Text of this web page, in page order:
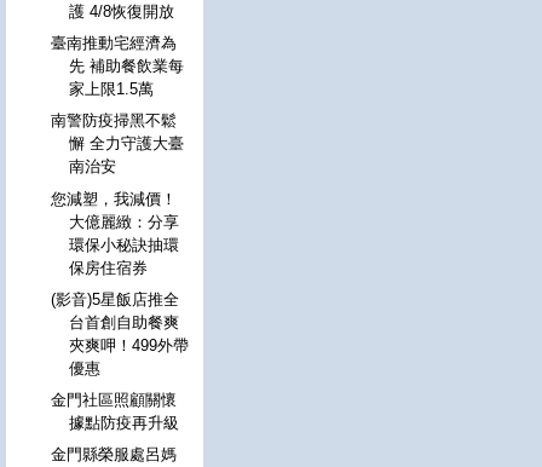
護 4/8恢復開放
臺南推動宅經濟為
先 補助餐飲業每
家上限1.5萬
南警防疫掃黑不鬆
懈 全力守護大臺
南治安
您減塑，我減價！
大億麗緻：分享
環保小秘訣抽環
保房住宿券
(影音)5星飯店推全
台首創自助餐爽
夾爽呷！499外帶
優惠
金門社區照顧關懷
據點防疫再升級
金門縣榮服處呂媽